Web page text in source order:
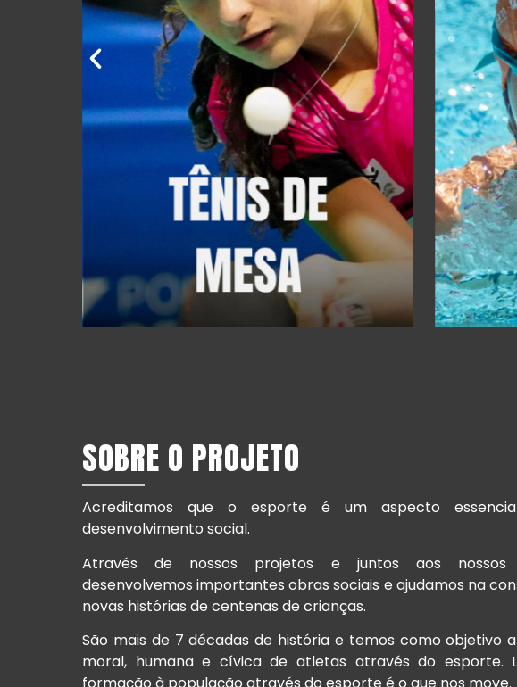
SOBRE O PROJETO
Acreditamos que o esporte é um aspecto
desenvolvimento social.
Através de nossos projetos e juntos aos nossos
desenvolvemos importantes obras sociais e ajudamos na
novas histórias de centenas de crianças.
São mais de 7 décadas de história e temos como objetivo
moral, humana e cívica de atletas através do esporte.